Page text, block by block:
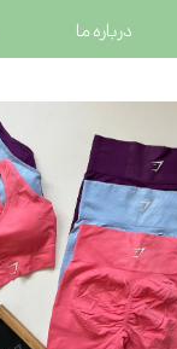
درباره ما